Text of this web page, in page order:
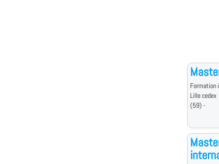
Formation
Lille cedex
(59) -